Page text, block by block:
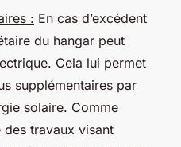
: En cas d’excédent
du hangar peut
Cela lui permet
supplémentaires par
solaire. Comme
des travaux visant